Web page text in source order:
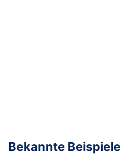
Bekannte Beispiele